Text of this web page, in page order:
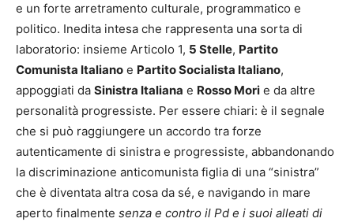
e un forte arretramento culturale, programmatico e
politico. Inedita intesa che rappresenta una sorta di
laboratorio: insieme Articolo 1, 5 Stelle, Partito
Comunista Italiano e Partito Socialista Italiano,
appoggiati da Sinistra Italiana e Rosso Mori e da altre
personalità progressiste. Per essere chiari: è il segnale
che si può raggiungere un accordo tra forze
autenticamente di sinistra e progressiste, abbandonando
la discriminazione anticomunista figlia di una “sinistra”
che è diventata altra cosa da sé, e navigando in mare
aperto finalmente senza e contro il Pd e i suoi alleati di